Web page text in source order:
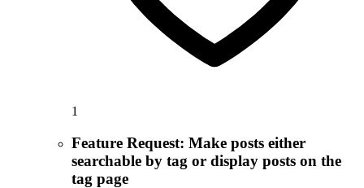
1
Feature Request: Make posts either
searchable by tag or display posts on the
tag page